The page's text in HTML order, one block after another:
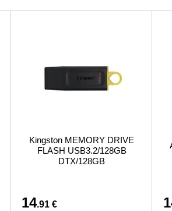
Kingston MEMORY DRIVE
FLASH USB3.2/128GB
DTX/128GB
14.91 €